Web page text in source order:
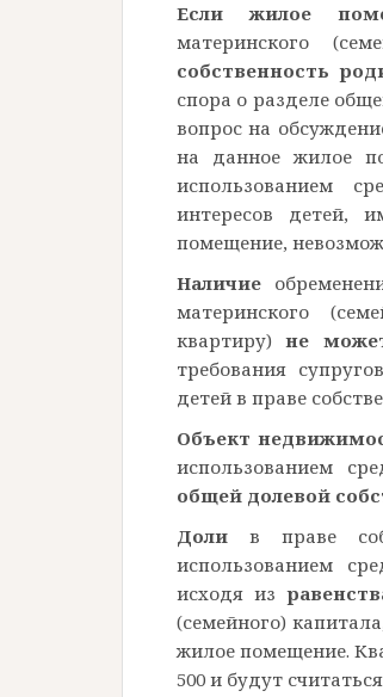
Если жилое
материнского
собственность
спора о разделе
вопрос на
на данное жилое
использованием
интересов детей,
помещение,
Наличие
материнского
квартиру)не
требования супругов
детей в праве
Объект
использованием
общей долевой
Доли в праве
использованием
исходя из
(семейного)
жилое помещение.
500 и будут